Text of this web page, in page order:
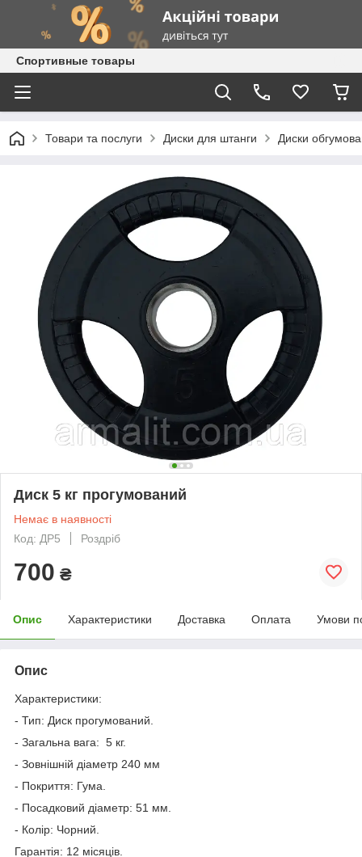
Спортивные товары
Товари та послуги Диски для штанги Диски
Диск 5 кг прогумований
Немає в наявності
Код: ДР5
Роздріб
700 ₴
Опис Характеристики Доставка Оплата Умови
Опис
Характеристики:
- Тип: Диск прогумований.
- Загальна вага: 5 кг.
- Зовнішній діаметр 240 мм
- Покриття: Гума.
- Посадковий діаметр: 51 мм.
- Колір: Чорний.
Гарантія: 12 місяців.